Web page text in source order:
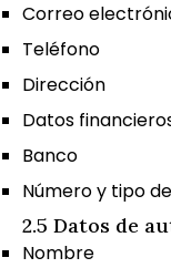
Correo
Teléfono
Dirección
Datos
Banco
Número y tipo
2.5 Datos de
Nombre